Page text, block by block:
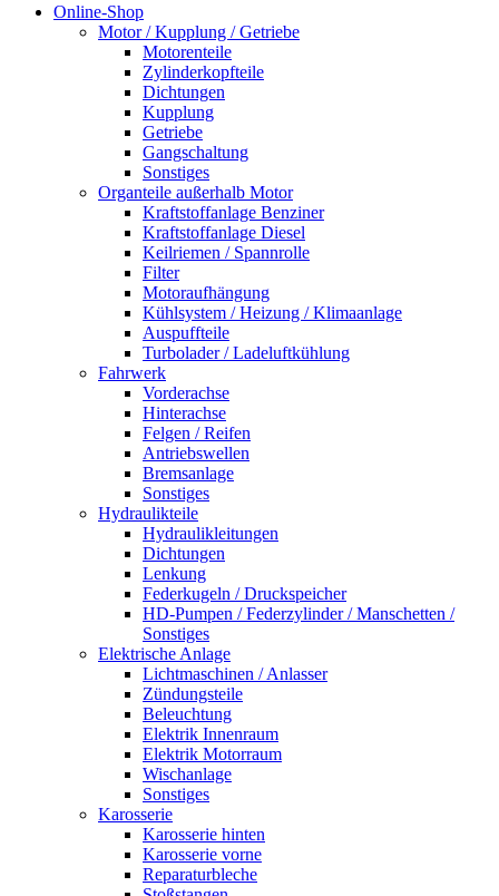
Online-Shop
Motor / Kupplung / Getriebe
Motorenteile
Zylinderkopfteile
Dichtungen
Kupplung
Getriebe
Gangschaltung
Sonstiges
Organteile außerhalb Motor
Kraftstoffanlage Benziner
Kraftstoffanlage Diesel
Keilriemen / Spannrolle
Filter
Motoraufhängung
Kühlsystem / Heizung / Klimaanlage
Auspuffteile
Turbolader / Ladeluftkühlung
Fahrwerk
Vorderachse
Hinterachse
Felgen / Reifen
Antriebswellen
Bremsanlage
Sonstiges
Hydraulikteile
Hydraulikleitungen
Dichtungen
Lenkung
Federkugeln / Druckspeicher
HD-Pumpen / Federzylinder / Manschetten /
Sonstiges
Elektrische Anlage
Lichtmaschinen / Anlasser
Zündungsteile
Beleuchtung
Elektrik Innenraum
Elektrik Motorraum
Wischanlage
Sonstiges
Karosserie
Karosserie hinten
Karosserie vorne
Reparaturbleche